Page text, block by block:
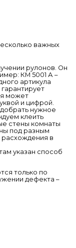
важных
рулонов. Он
КМ 5001 А –
артикула
может
и цифрой.
нужное
клеить
стены комнаты
под разным
в
указан способ
только по
дефекта –